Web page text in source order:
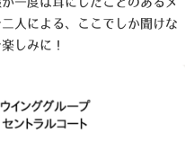
人による、ここでしか聞けな
しみに！